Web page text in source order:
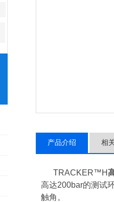
产品介绍 相
TRACKER™H
高达200bar的测试
触角。